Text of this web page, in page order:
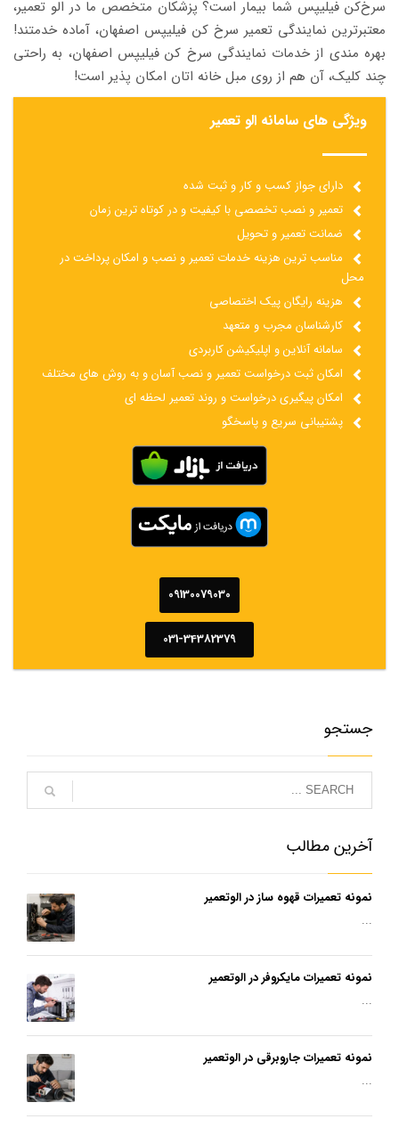
سرخ‌کن فیلیپس شما بیمار است؟ پزشکان متخصص ما در الو تعمیر،
معتبرترین نمایندگی تعمیر سرخ کن فیلیپس اصفهان، آماده خدمتند!
بهره مندی از خدمات نمایندگی سرخ کن فیلیپس اصفهان، به راحتی
چند کلیک، آن هم از روی مبل خانه اتان امکان پذیر است!
ویژگی های سامانه الو تعمیر
دارای جواز کسب و کار و ثبت شده
تعمیر و نصب تخصصی با کیفیت و در کوتاه ترین زمان
ضمانت تعمیر و تحویل
مناسب ترین هزینه خدمات تعمیر و نصب و امکان پرداخت در
محل
هزینه رایگان پیک اختصاصی
کارشناسان مجرب و متعهد
سامانه آنلاین و اپلیکیشن کاربردی
امکان ثبت درخواست تعمیر و نصب آسان و به روش های مختلف
امکان پیگیری درخواست و روند تعمیر لحظه ای
پشتیبانی سریع و پاسخگو
09130079030
031-34382379
جستجو
آخرین مطالب
نمونه تعمیرات قهوه ساز در الوتعمیر
...
نمونه تعمیرات مایکروفر در الوتعمیر
...
نمونه تعمیرات جاروبرقی در الوتعمیر
...